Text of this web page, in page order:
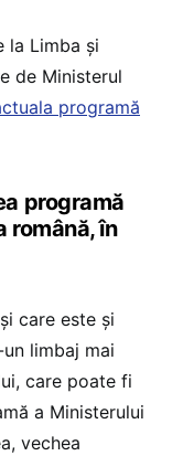
la Limba și
de Ministerul
programă
programă
română, în
și care este și
limbaj mai
care poate fi
a Ministerului
vechea